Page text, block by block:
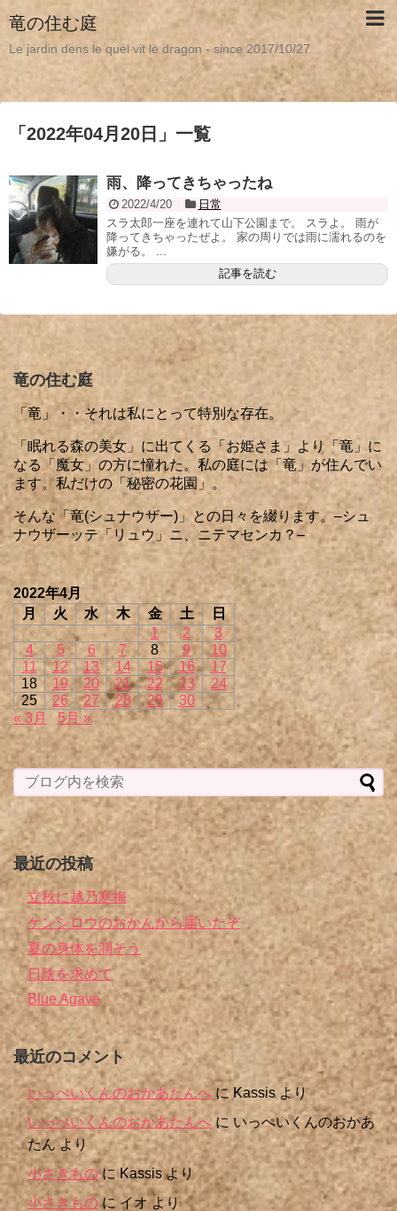
竜の住む庭
Le jardin dens le quel vit le dragon - since 2017/10/27
「 2022年04月20日 」 一覧
雨、降ってきちゃったね
2022/4/20
日常
スラ太郎一座を連れて山下公園まで。 スラよ。 雨が
降ってきちゃったぜよ。 家の周りでは雨に濡れるのを
嫌がる。 ...
記事を読む
竜の住む庭
「竜」・・それは私にとって特別な存在。
「眠れる森の美女」に出てくる「お姫さま」より「竜」に
なる「魔女」の方に憧れた。私の庭には「竜」が住んでい
ます。私だけの「秘密の花園」。
そんな「竜(シュナウザー)」との日々を綴ります。–シュ
ナウザーッテ「リュウ」ニ、ニテマセンカ？–
2022年4月
月
火 水 木 金 土
日
1
2
3
4
5 6 7 8 9
10
11
12 13 14 15 16
17
18
19 20 21 22 23
24
25
26 27 28 29
30
« 3月
5月 »
最近の投稿
立秋に越乃寒梅
ケンシロウのおかんから届いたぞ
夏の身体を潤そう
日陰を求めて
Blue Agave
最近のコメント
いっぺいくんのおかあたんへ に Kassisより
いっぺいくんのおかあたんへ に いっぺいくんのおかあ
たんより
小さきものにKassisより
小さきものに イオより